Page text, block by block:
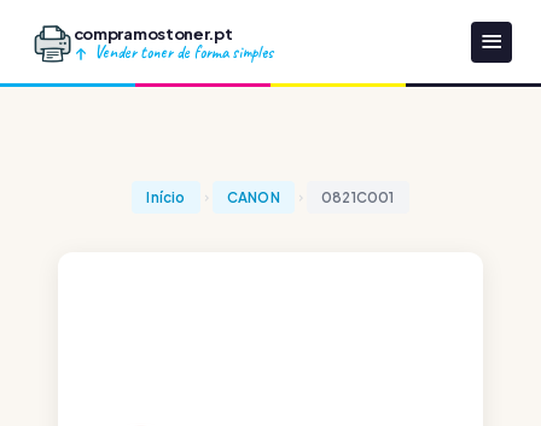
compramostoner.pt
Vender toner de forma simples
Início CANON 0821C001